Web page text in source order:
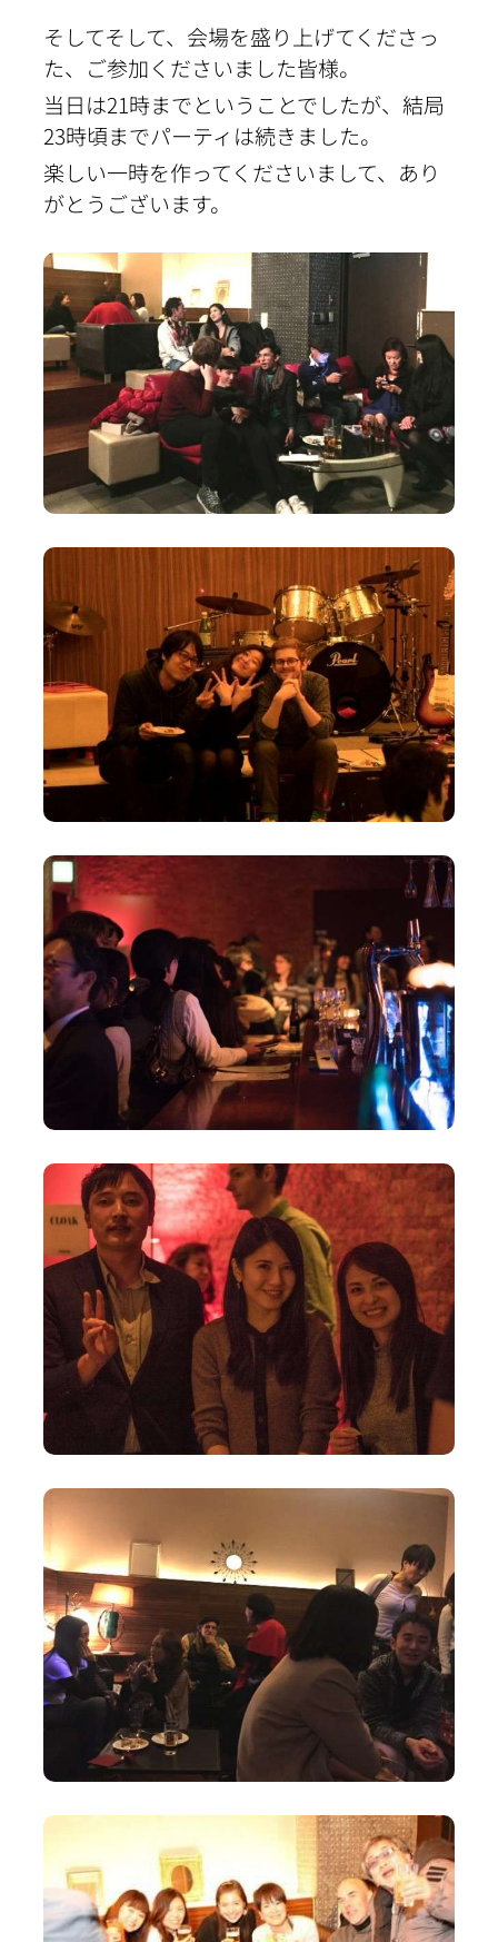
そしてそして、会場を盛り上げてくださっ
た、ご参加くださいました皆様。
当日は21時までということでしたが、結局
23時頃までパーティは続きました。
楽しい一時を作ってくださいまして、あり
がとうございます。